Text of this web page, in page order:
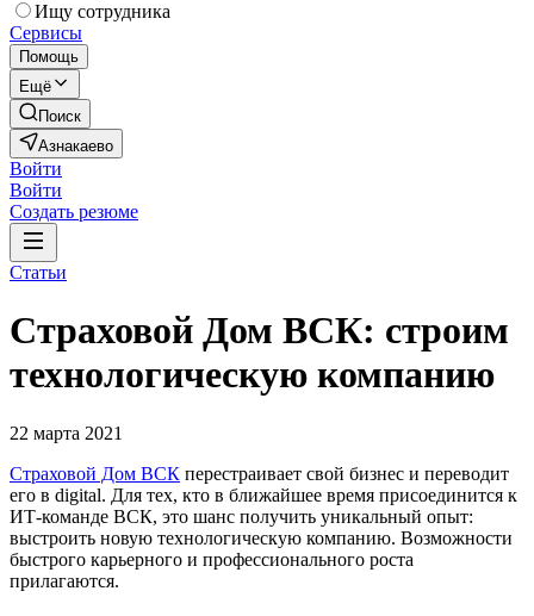
Ищу сотрудника
Сервисы
Помощь
Ещё
Поиск
Азнакаево
Войти
Войти
Создать резюме
Статьи
Страховой Дом ВСК: строим
технологическую компанию
22 марта 2021
Страховой Дом ВСК перестраивает свой бизнес и переводит
его в digital. Для тех, кто в ближайшее время присоединится к
ИТ-команде ВСК, это шанс получить уникальный опыт:
выстроить новую технологическую компанию. Возможности
быстрого карьерного и профессионального роста
прилагаются.